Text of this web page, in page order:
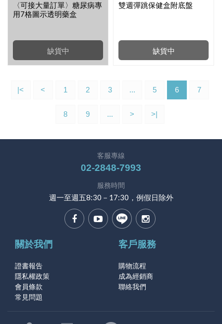
缺貨中
〈可接大量訂單〉糖尿病專
用7格圖示透明藥盒
缺貨中
雙週彈跳保健盒附底盤
|< < 1 2 3 ... 5 6 7
8 9 ... > >|
客服專線
02-2848-7993
服務時間
週一至週五8:30－17:30，例假日除外
關於我們
證書報告
隱私權政策
會員條款
常見問題
客戶服務
購物流程
成為經銷商
聯絡我們